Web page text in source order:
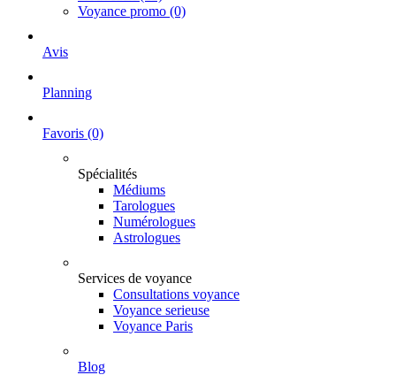
Voyance promo (0)
Avis
Planning
Favoris (0)
Spécialités
Médiums
Tarologues
Numérologues
Astrologues
Services de voyance
Consultations voyance
Voyance serieuse
Voyance Paris
Blog